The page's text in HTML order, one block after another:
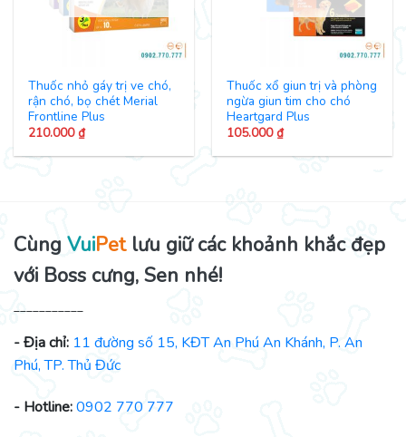
Thuốc nhỏ gáy trị ve chó,
rận chó, bọ chét Merial
Frontline Plus
210.000₫
Thuốc xổ giun trị và phòng
ngừa giun tim cho chó
Heartgard Plus
105.000₫
Cùng VuiPetlưu giữ các khoảnh khắc đẹp
với Boss cưng, Sen nhé!
- Địa chỉ: 11 đường số 15, KĐT An Phú An Khánh, P. An
Phú, TP. Thủ Đức
- Hotline:0902 770 777